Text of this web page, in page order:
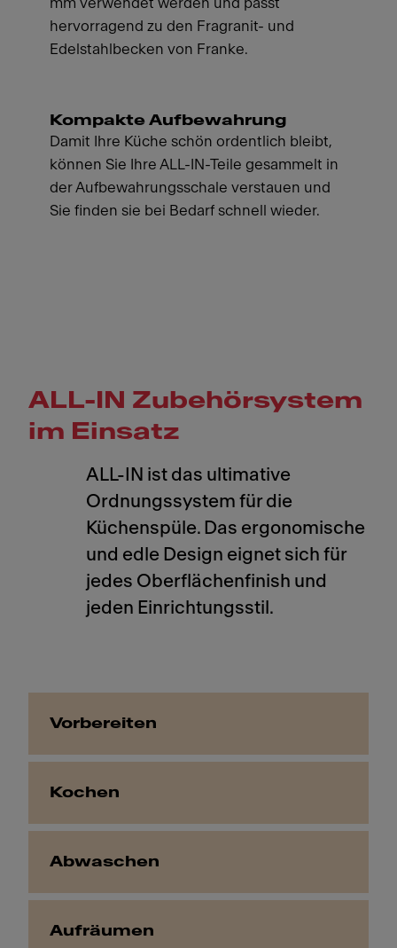
hervorragend zu den Fragranit- und
Edelstahlbecken von Franke.
Kompakte Aufbewahrung
Damit Ihre Küche schön ordentlich bleibt,
können Sie Ihre ALL-IN-Teile gesammelt in
der Aufbewahrungsschale verstauen und
Sie finden sie bei Bedarf schnell wieder.
ALL-IN Zubehörsystem
im Einsatz
ALL-IN ist das ultimative
Ordnungssystem für die
Küchenspüle. Das ergonomische
und edle Design eignet sich für
jedes Oberflächenfinish und
jeden Einrichtungsstil.
Vorbereiten
Kochen
Abwaschen
Aufräumen